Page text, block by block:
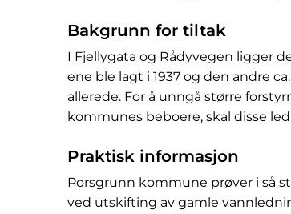
Bakgrunn for tiltak
I Fjellygata og Rådyvegen ligger
ene ble lagt i 1937 og den andre
allerede. For å unngå større
kommunes beboere, skal disse
Praktisk informasjon
Porsgrunn kommune prøver i så
ved utskifting av gamle